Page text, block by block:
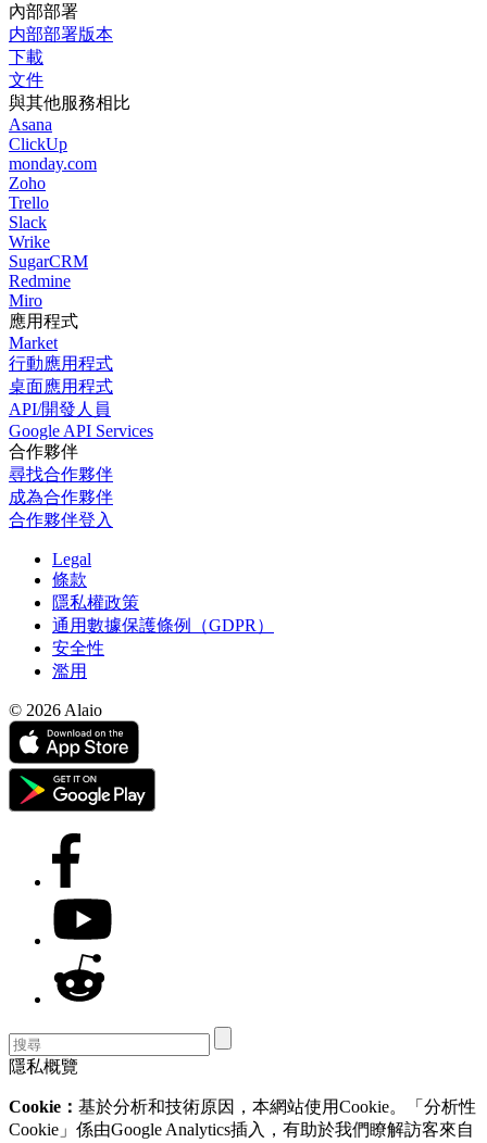
內部部署
内部部署版本
下載
文件
與其他服務相比
Asana
ClickUp
monday.com
Zoho
Trello
Slack
Wrike
SugarCRM
Redmine
Miro
應用程式
Market
行動應用程式
桌面應用程式
API/開發人員
Google API Services
合作夥伴
尋找合作夥伴
成為合作夥伴
合作夥伴登入
Legal
條款
隱私權政策
通用數據保護條例（GDPR）
安全性
濫用
© 2026 Alaio
隱私概覽
Cookie： 基於分析和技術原因，本網站使用Cookie。「分析性
Cookie」係由Google Analytics插入，有助於我們瞭解訪客來自